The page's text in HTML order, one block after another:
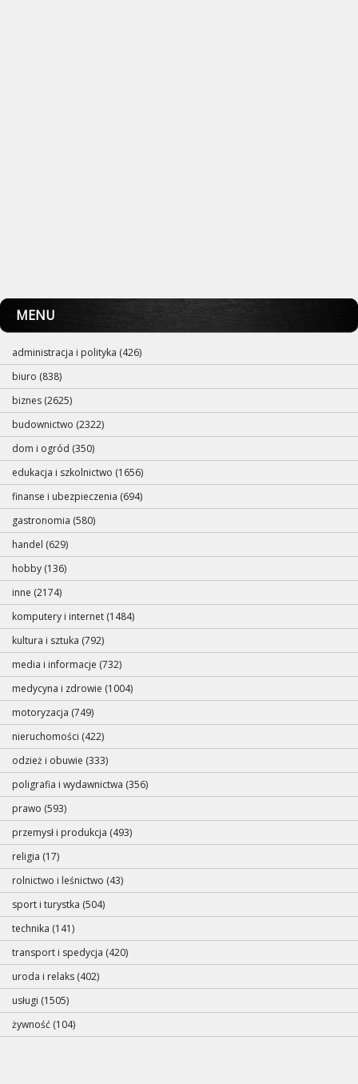
MENU
administracja i polityka (426)
biuro (838)
biznes (2625)
budownictwo (2322)
dom i ogród (350)
edukacja i szkolnictwo (1656)
finanse i ubezpieczenia (694)
gastronomia (580)
handel (629)
hobby (136)
inne (2174)
komputery i internet (1484)
kultura i sztuka (792)
media i informacje (732)
medycyna i zdrowie (1004)
motoryzacja (749)
nieruchomości (422)
odzież i obuwie (333)
poligrafia i wydawnictwa (356)
prawo (593)
przemysł i produkcja (493)
religia (17)
rolnictwo i leśnictwo (43)
sport i turystka (504)
technika (141)
transport i spedycja (420)
uroda i relaks (402)
usługi (1505)
żywność (104)